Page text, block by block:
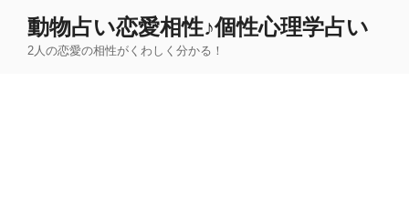
動物占い恋愛相性♪個性心理学占い
2人の恋愛の相性がくわしく分かる！